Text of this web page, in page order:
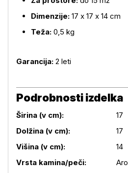
Dimenzije: 17 x 17 x 14 cm
Teža: 0,5 kg
Garancija: 2 leti
Podrobnosti izdelka
Podrobnosti izdelka
Širina (v cm):
17
Dolžina (v cm):
17
Višina (v cm):
14
Vrsta kamina/peči: